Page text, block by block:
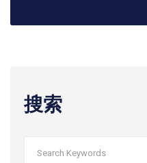
搜索